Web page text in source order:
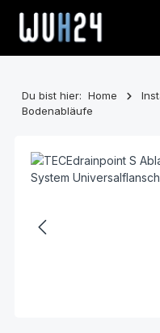
Zum Hauptinhalt springen
Du bist hier: Home
Bodenabläufe